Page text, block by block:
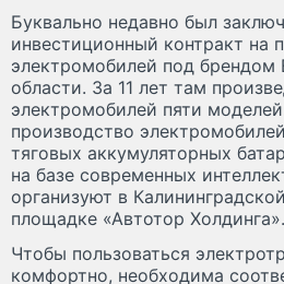
Буквально недавно был
инвестиционный контракт на
электромобилей под брендом
области. За 11 лет там
электромобилей пяти
производство
тяговых аккумуляторных
на базе современных
организуют в
площадке «Автотор Холдинга».
Чтобы пользоваться
комфортно, необходима